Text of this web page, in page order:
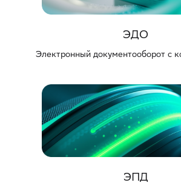
ЭДО
Электронный документооборот с
ЭПД